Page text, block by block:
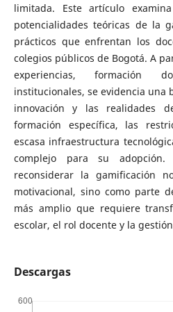
limitada. Este artículo
potencialidades teóricas de la
prácticos que enfrentan los
colegios públicos de Bogotá. A
experiencias, formación
institucionales, se evidencia una
innovación y las realidades
formación específica, las
escasa infraestructura
complejo para su
reconsiderar la gamificación
motivacional, sino como parte
más amplio que requiere
escolar, el rol docente y la
Descargas